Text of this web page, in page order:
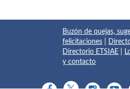
Buzón de quejas,
felicitaciones
Directorio ETSIAE
y contacto